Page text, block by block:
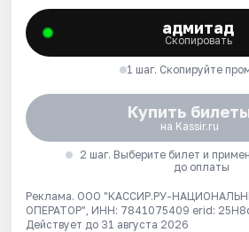
адмитад
Скопировать
1 шаг. Скопируйте
Купить
на Kassir.ru
2 шаг. Выберите билет и
до оплаты
Реклама. ООО "КАССИР.РУ-
ОПЕРАТОР", ИНН: 7841075409 erid:
Действует до 31 августа 2026